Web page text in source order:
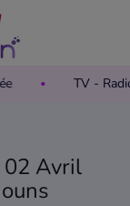
TV -
02 Avril